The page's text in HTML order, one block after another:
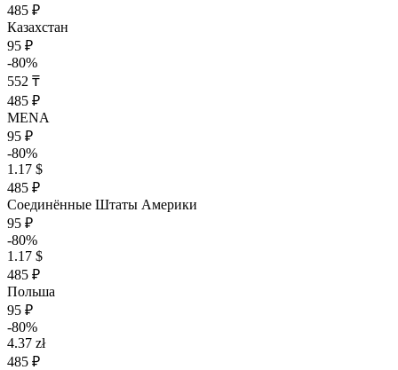
485 ₽
Казахстан
95 ₽
-80%
552 ₸
485 ₽
MENA
95 ₽
-80%
1.17 $
485 ₽
Соединённые Штаты Америки
95 ₽
-80%
1.17 $
485 ₽
Польша
95 ₽
-80%
4.37 zł
485 ₽